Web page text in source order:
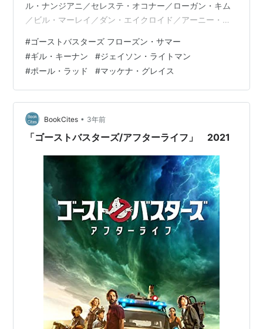
ル・ナンジアニ／セレステ・オコナー／ローガン・キム
／ビル・マーレイ／ダン・エイクロイド／アーニー・ハ
ームズ・アカスター／エミリー・アリン・リンド 制作
国：アメリカ 上映時間：115分 配給：ソニー・ピクチャ
ーズエンタテインメント 年齢制限： G あらすじ 新生ゴ
ーストバスターズとしてニューヨークに越してきたスペ
ングラー家は、ゴースト退治の日々を過ごしていたが街
を破壊…
#ゴーストバスターズ フローズン・サマー
#ギル・キーナン #ジェイソン・ライトマン
#ポール・ラッド #マッケナ・グレイス
BookCites • 3年前
「ゴーストバスターズ/アフターライフ」 2021